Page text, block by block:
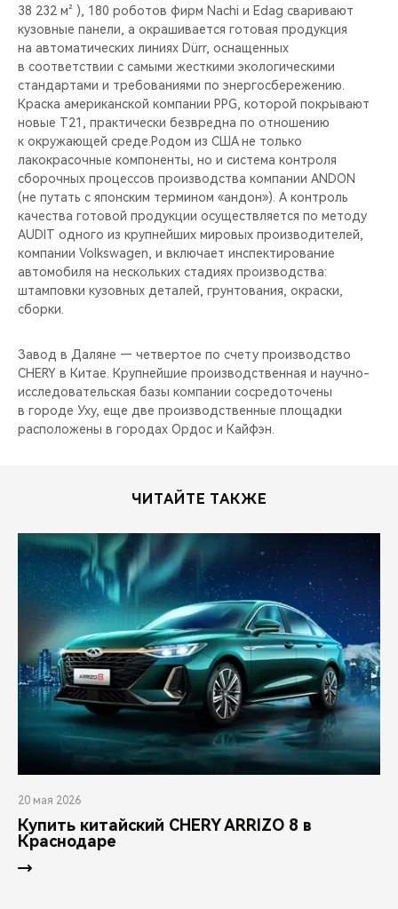
38 232 м² ), 180 роботов фирм Nachi и Edag сваривают
кузовные панели, а окрашивается готовая продукция
на автоматических линиях Dürr, оснащенных
в соответствии с самыми жесткими экологическими
стандартами и требованиями по энергосбережению.
Краска американской компании PPG, которой покрывают
новые T21, практически безвредна по отношению
к окружающей среде.Родом из США не только
лакокрасочные компоненты, но и система контроля
сборочных процессов производства компании ANDON
(не путать с японским термином «андон»). А контроль
качества готовой продукции осуществляется по методу
AUDIT одного из крупнейших мировых производителей,
компании Volkswagen, и включает инспектирование
автомобиля на нескольких стадиях производства:
штамповки кузовных деталей, грунтования, окраски,
сборки.
Завод в Даляне — четвертое по счету производство
CHERY в Китае. Крупнейшие производственная и научно-
исследовательская базы компании сосредоточены
в городе Уху, еще две производственные площадки
расположены в городах Ордос и Кайфэн.
ЧИТАЙТЕ ТАКЖЕ
20 мая 2026
Купить китайский CHERY ARRIZO 8 в
Краснодаре